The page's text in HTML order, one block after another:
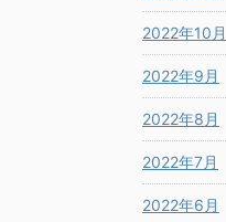
2022年10月
2022年9月
2022年8月
2022年7月
2022年6月